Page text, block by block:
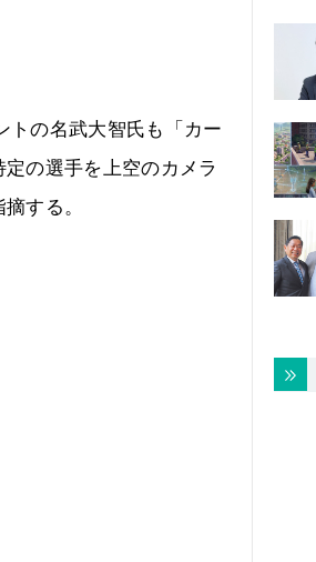
トの名武大智氏も「カー
の選手を上空のカメラ
する。